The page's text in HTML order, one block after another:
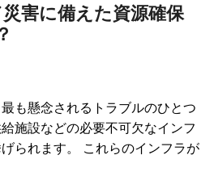
害に備えた資源確保
も懸念されるトラブルのひとつ
施設などの必要不可欠なインフ
られます。 これらのインフラが